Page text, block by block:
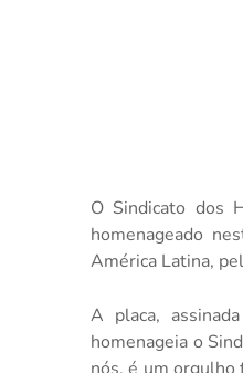
O Sindicato dos
homenageado
América Latina,
A placa,
homenageia o